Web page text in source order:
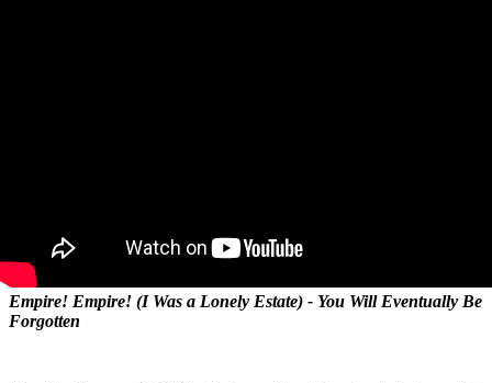
Empire! Empire! (I Was a Lonely Estate) - You Will Eventually Be
Forgotten